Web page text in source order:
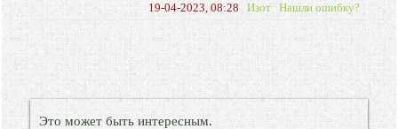
19-04-2023, 08:28 Изот Нашли ошибку?
Это может быть интересным.